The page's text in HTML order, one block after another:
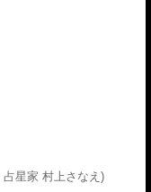
星家 村上さなえ)